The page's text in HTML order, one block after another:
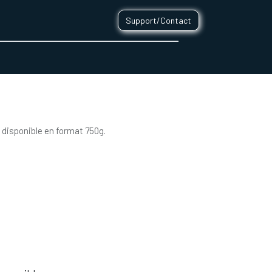
Support/Contact
en format 750g.